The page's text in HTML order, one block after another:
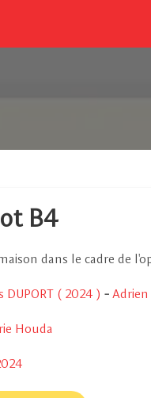
B4
dans le cadre de
DUPORT ( 2024 ) - Adrien
Houda